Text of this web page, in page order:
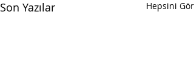
Son Yazılar Hepsini Gör